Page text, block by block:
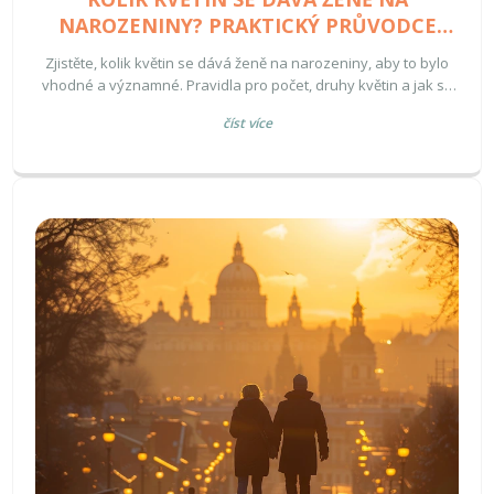
NAROZENINY? PRAKTICKÝ PRŮVODCE
VÝBĚREM POČTU A DRUHU KVĚTIN
Zjistěte, kolik květin se dává ženě na narozeniny, aby to bylo
vhodné a významné. Pravidla pro počet, druhy květin a jak se
číst více